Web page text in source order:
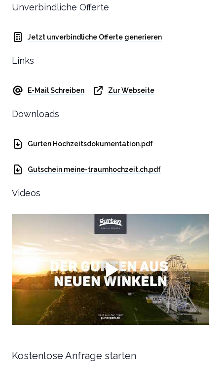
Unverbindliche Offerte
Jetzt unverbindliche Offerte generieren
Links
E-Mail Schreiben Zur Webseite
Downloads
Gurten Hochzeitsdokumentation.pdf
Gutschein meine-traumhochzeit.ch.pdf
Videos
Kostenlose Anfrage starten